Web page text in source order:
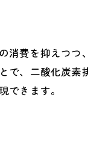
現
献事例
る
事例分析
費を抑えつ
で、二酸化炭
きます。